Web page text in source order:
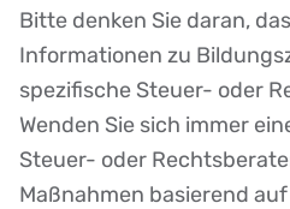
Disclaimer
Bitte denken Sie daran,
Informationen zu
spezifische Steuer- oder
Wenden Sie sich immer
Steuer- oder
Maßnahmen basierend